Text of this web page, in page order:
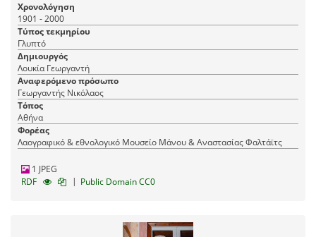
Χρονολόγηση
1901 - 2000
Τύπος τεκμηρίου
Γλυπτό
Δημιουργός
Λουκία Γεωργαντή
Αναφερόμενο πρόσωπο
Γεωργαντής Νικόλαος
Τόπος
Αθήνα
Φορέας
Λαογραφικό & εθνολογικό Μουσείο Μάνου & Αναστασίας Φαλτάϊτς
1 JPEG
RDF
| Public Domain CC0